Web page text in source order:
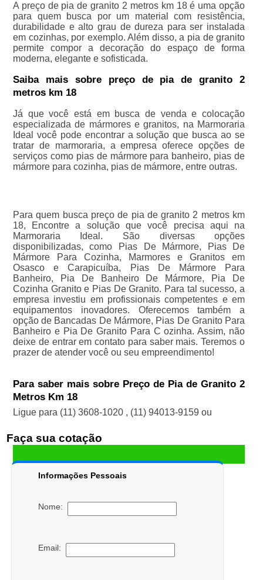
A preço de pia de granito 2 metros km 18 é uma opção
para quem busca por um material com resistência,
durabilidade e alto grau de dureza para ser instalada
em cozinhas, por exemplo. Além disso, a pia de granito
permite compor a decoração do espaço de forma
moderna, elegante e sofisticada.
Saiba mais sobre preço de pia de granito 2
metros km 18
Já que você está em busca de venda e colocação
especializada de mármores e granitos, na Marmoraria
Ideal você pode encontrar a solução que busca ao se
tratar de marmoraria, a empresa oferece opções de
serviços como pias de mármore para banheiro, pias de
mármore para cozinha, pias de mármore, entre outras.
Para quem busca preço de pia de granito 2 metros km
18, Encontre a solução que você precisa aqui na
Marmoraria Ideal. São diversas opções
disponibilizadas, como Pias De Mármore, Pias De
Mármore Para Cozinha, Marmores e Granitos em
Osasco e Carapicuíba, Pias De Mármore Para
Banheiro, Pia De Banheiro De Mármore, Pia De
Cozinha Granito e Pias De Granito. Para tal sucesso, a
empresa investiu em profissionais competentes e em
equipamentos inovadores. Oferecemos também a
opção de Bancadas De Mármore, Pias De Granito Para
Banheiro e Pia De Granito Para C ozinha. Assim, não
deixe de entrar em contato para saber mais. Teremos o
prazer de atender você ou seu empreendimento!
Para saber mais sobre Preço de Pia de Granito 2
Metros Km 18
Ligue para (11) 3608-1020 , (11) 94013-9159 ou
Faça sua cotação
Informações Pessoais
Nome:
Email: